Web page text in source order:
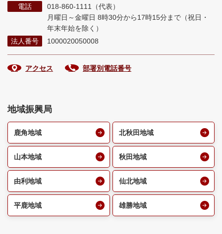
電話
018-860-1111（代表）
月曜日～金曜日 8時30分から17時15分まで （祝日・
年末年始を除く）
法人番号
1000020050008
アクセス 部署別電話番号
地域振興局
鹿角地域 北秋田地域
山本地域 秋田地域
由利地域 仙北地域
平鹿地域 雄勝地域